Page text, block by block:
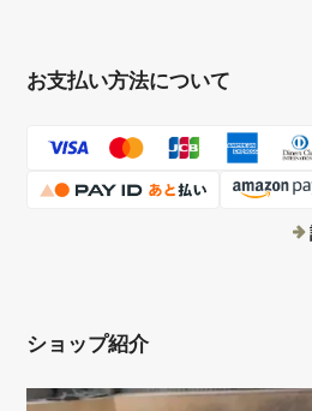
お支払い方法について
ショップ紹介